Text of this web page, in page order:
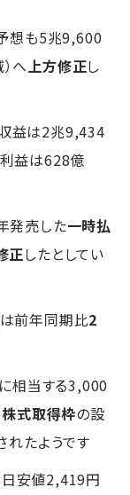
想も5兆9,600
へ 上方修正し
益は2兆9,434
益は628億
発売した一時払
正したとしてい
は前年同期比2
相当する3,000
式取得枠の設
れたようです
安値2,419円